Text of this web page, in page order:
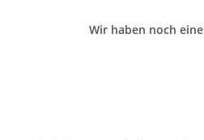
Wir haben noch